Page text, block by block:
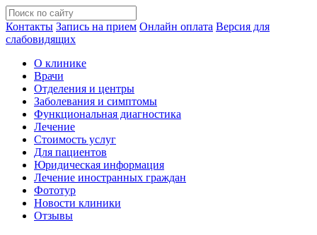
Контакты Запись на прием Онлайн оплата Версия для
слабовидящих
О клинике
Врачи
Отделения и центры
Заболевания и симптомы
Функциональная диагностика
Лечение
Стоимость услуг
Для пациентов
Юридическая информация
Лечение иностранных граждан
Фототур
Новости клиники
Отзывы